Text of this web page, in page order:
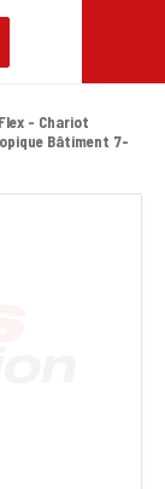
- Chariot
Bâtiment 7-